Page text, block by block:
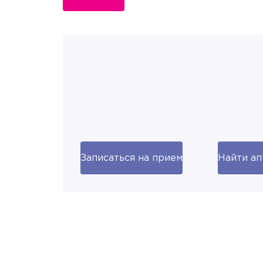
Записаться на прием Найти